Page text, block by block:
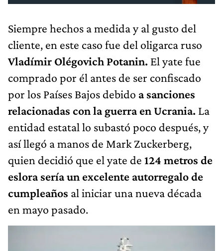
Siempre hechos a medida y al gusto del
cliente, en este caso fue del oligarca ruso
Vladímir Olégovich Potanin. El yate fue
comprado por él antes de ser confiscado
por los Países Bajos debido a sanciones
relacionadas con la guerra en Ucrania. La
entidad estatal lo subastó poco después, y
así llegó a manos de Mark Zuckerberg,
quien decidió que el yate de 124 metros de
eslora sería un excelente autorregalo de
cumpleaños al iniciar una nueva década
en mayo pasado.